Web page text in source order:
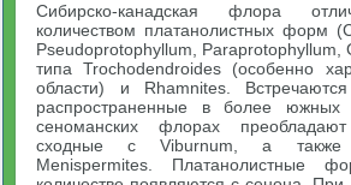
Сибирско-канадская флора
количеством платанолистных форм
Pseudoprotophyllum,
типа Trochodendroides (особенно
области) и Rhamnites.
распространенные в более
сеноманских флорах
сходные с Viburnum, а также
Menispermites. Платанолистные